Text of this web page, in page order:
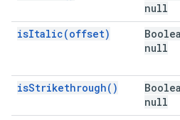
null
isItalic(offset)
null
isStrikethrough( )
null